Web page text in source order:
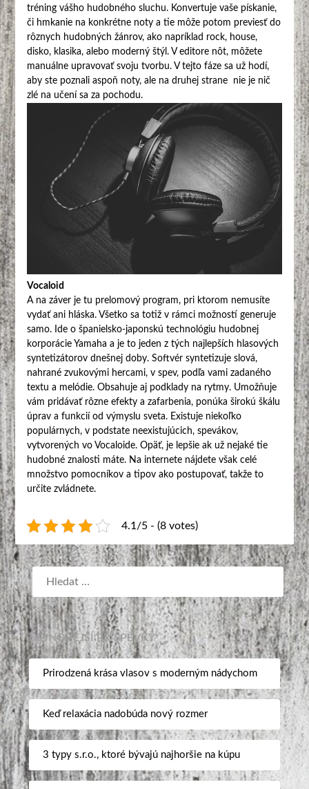
tréning vášho hudobného sluchu. Konvertuje vaše pískanie,
či hmkanie na konkrétne noty a tie môže potom previesť do
rôznych hudobných žánrov, ako napríklad rock, house,
disko, klasika, alebo moderný štýl. V editore nôt, môžete
manuálne upravovať svoju tvorbu. V tejto fáze sa už hodí,
aby ste poznali aspoň noty, ale na druhej strane nie je nič
zlé na učení sa za pochodu.
Vocaloid
A na záver je tu prelomový program, pri ktorom nemusíte
vydať ani hláska. Všetko sa totiž v rámci možností generuje
samo. Ide o španielsko-japonskú technológiu hudobnej
korporácie Yamaha a je to jeden z tých najlepších hlasových
syntetizátorov dnešnej doby. Softvér syntetizuje slová,
nahrané zvukovými hercami, v spev, podľa vami zadaného
textu a melódie. Obsahuje aj podklady na rytmy. Umožňuje
vám pridávať rôzne efekty a zafarbenia, ponúka širokú škálu
úprav a funkcií od výmyslu sveta. Existuje niekoľko
populárnych, v podstate neexistujúcich, spevákov,
vytvorených vo Vocaloide. Opäť, je lepšie ak už nejaké tie
hudobné znalosti máte. Na internete nájdete však celé
množstvo pomocníkov a tipov ako postupovať, takže to
určite zvládnete.
4.1/5 - (8 votes)
NEJNOVĚJŠÍ PŘÍSPĚVKY
Prirodzená krása vlasov s moderným nádychom
Keď relaxácia nadobúda nový rozmer
3 typy s.r.o., ktoré bývajú najhoršie na kúpu